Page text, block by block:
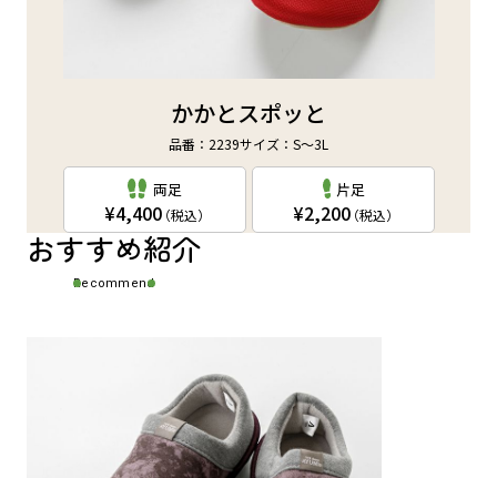
かかとスポッと
品番：2239サイズ：S～3L
両足
4,400 （税込）
片足
2,200 （税込）
おすすめ紹介
Recommend